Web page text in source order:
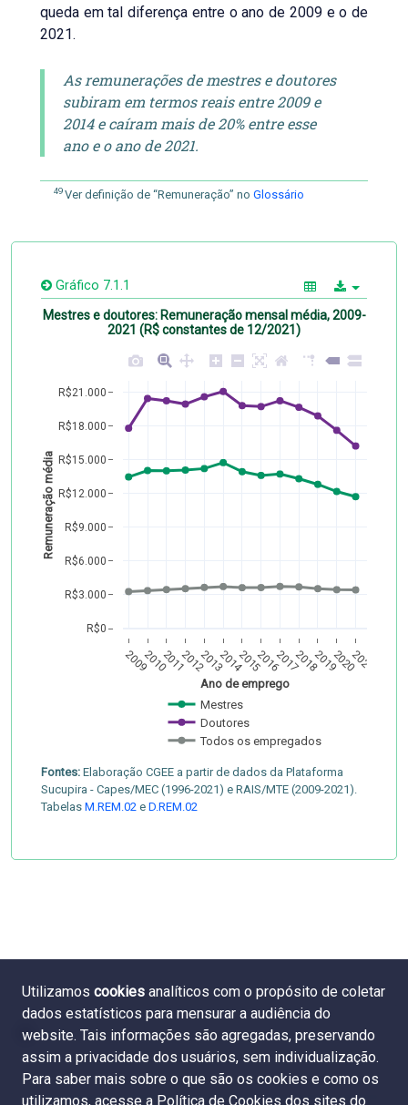
queda em tal diferença entre o ano de 2009 e o de
2021.
As remunerações de mestres e doutores
subiram em termos reais entre 2009 e
2014 e caíram mais de 20% entre esse
ano e o ano de 2021.
49Ver definição de “Remuneração” no Glossário
Gráfico 7.1.1
Mestres e doutores: Remuneração mensal média, 2009-
2021 (R$ constantes de 12/2021)
2009201020112012201320142015201620172018201920202021
R$0
R$3.000
R$6.000
R$9.000
R$12.000
R$15.000
R$18.000
R$21.000
Mestres
Doutores
Todos os empregados
Ano de emprego
Remuneração média
Fontes: Elaboração CGEE a partir de dados da Plataforma
Sucupira - Capes/MEC (1996-2021) e RAIS/MTE (2009-2021).
Tabelas M.REM.02 e D.REM.02
Utilizamos cookies analíticos com o propósito de coletar
dados estatísticos para mensurar a audiência do
website. Tais informações são agregadas, preservando
assim a privacidade dos usuários, sem individualização.
Para saber mais sobre o que são os cookies e como os
utilizamos, acesse a Política de Cookies dos sites do